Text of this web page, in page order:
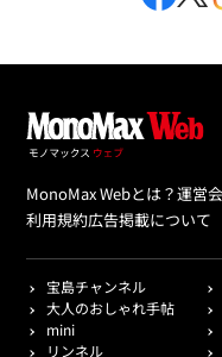
MonoMax Webとは？運営
利用規約広告掲載について
宝島チャンネル
大人のおしゃれ手帖
mini
リンネル